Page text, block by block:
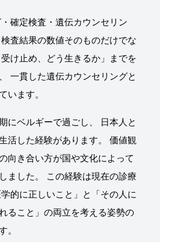
確定検査・遺伝カウンセリン
査結果の数値そのものだけでな
け止め、どう生きるか」までを
一貫した遺伝カウンセリングと
います。
にベルギーで過ごし、 日本人と
活した経験があります。 価値観
向き合い方が国や文化によって
ました。 この経験は現在の診療
的に正しいこと」と「その人に
ること」の両立を考える姿勢の
。